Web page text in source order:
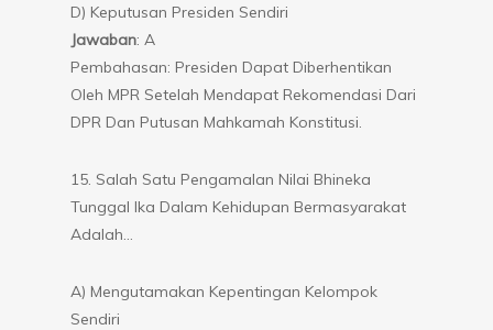
D) Keputusan Presiden Sendiri
Jawaban: A
Pembahasan: Presiden Dapat Diberhentikan
Oleh MPR Setelah Mendapat Rekomendasi Dari
DPR Dan Putusan Mahkamah Konstitusi.
15. Salah Satu Pengamalan Nilai Bhineka
Tunggal Ika Dalam Kehidupan Bermasyarakat
Adalah…
A) Mengutamakan Kepentingan Kelompok
Sendiri